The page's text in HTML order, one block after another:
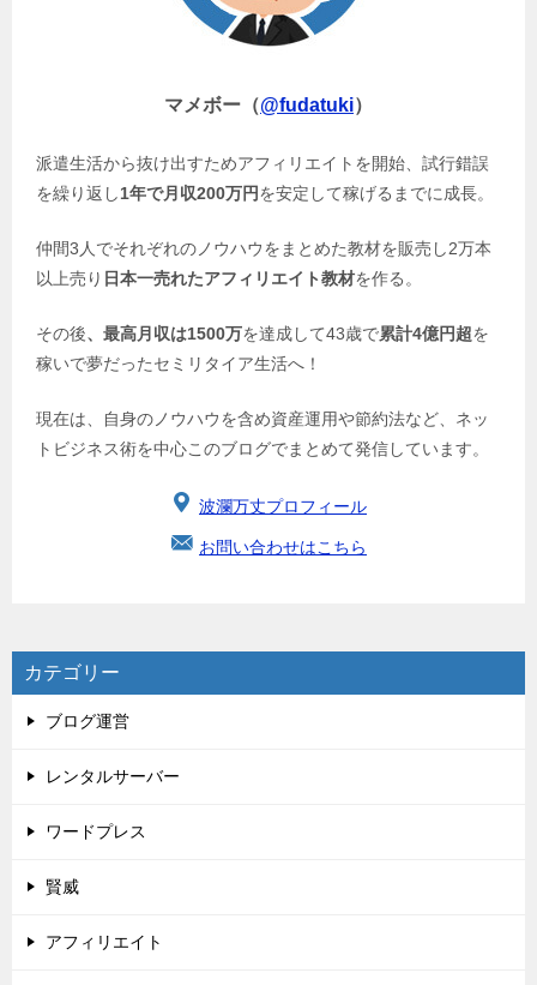
マメボー（@fudatuki）
派遣生活から抜け出すためアフィリエイトを開始、試行錯誤
を繰り返し1年で月収200万円を安定して稼げるまでに成長。
仲間3人でそれぞれのノウハウをまとめた教材を販売し2万本
以上売り 日本一売れたアフィリエイト教材を作る。
その後、最高月収は1500万を達成して43歳で累計4億円超を
稼いで夢だったセミリタイア生活へ！
現在は、自身のノウハウを含め資産運用や節約法など、ネッ
トビジネス術を中心このブログでまとめて発信しています。
波瀾万丈プロフィール
お問い合わせはこちら
カテゴリー
ブログ運営
レンタルサーバー
ワードプレス
賢威
アフィリエイト